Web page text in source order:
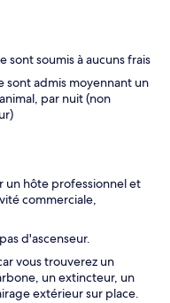
sont soumis à aucuns frais
sont admis moyennant un
par nuit (non
un hôte professionnel et
commerciale,
d'ascenseur.
vous trouverez un
un extincteur, un
extérieur sur place.